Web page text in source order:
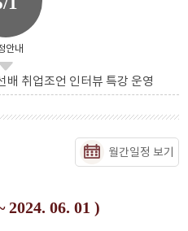
안내
배 취업조언 인터뷰 특강 운영
월간일정 보기
2024. 06. 01 )